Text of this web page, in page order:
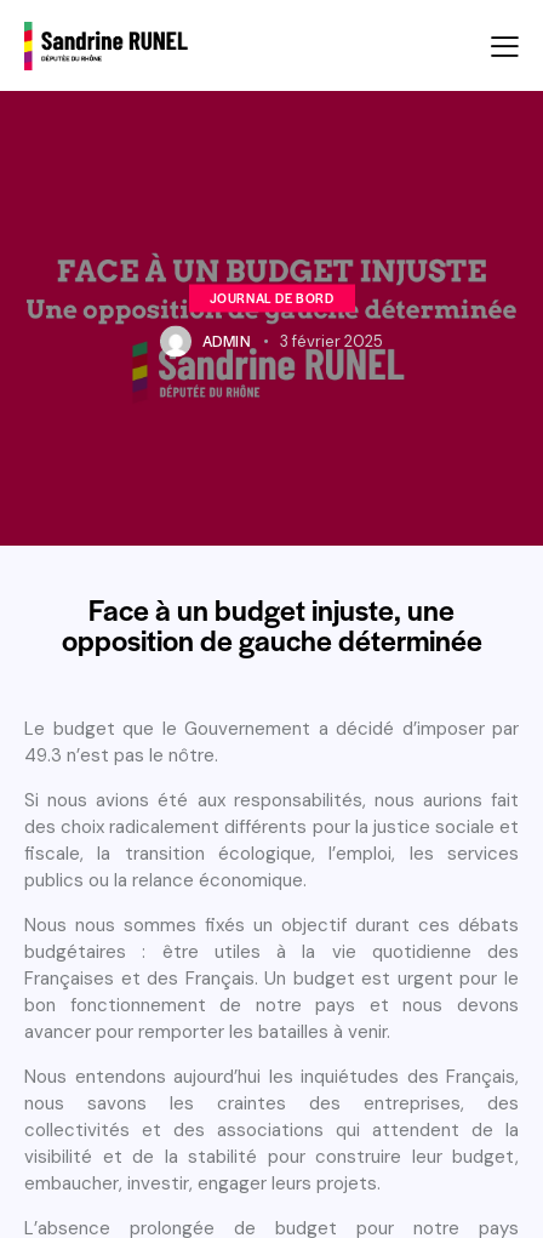
JOURNAL DE BORD
ADMIN 3 février 2025
Face à un budget injuste, une
opposition de gauche déterminée
Le budget que le Gouvernement a décidé d’imposer par
49.3 n’est pas le nôtre.
Si nous avions été aux responsabilités, nous aurions fait
des choix radicalement différents pour la justice sociale et
fiscale, la transition écologique, l’emploi, les services
publics ou la relance économique.
Nous nous sommes fixés un objectif durant ces débats
budgétaires : être utiles à la vie quotidienne des
Françaises et des Français. Un budget est urgent pour le
bon fonctionnement de notre pays et nous devons
avancer pour remporter les batailles à venir.
Nous entendons aujourd’hui les inquiétudes des Français,
nous savons les craintes des entreprises, des
collectivités et des associations qui attendent de la
visibilité et de la stabilité pour construire leur budget,
embaucher, investir, engager leurs projets.
L’absence prolongée de budget pour notre pays